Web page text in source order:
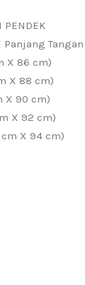
PENDEK
Panjang
X 86 cm)
X 88 cm)
X 90 cm)
X 92 cm)
X 94 cm)